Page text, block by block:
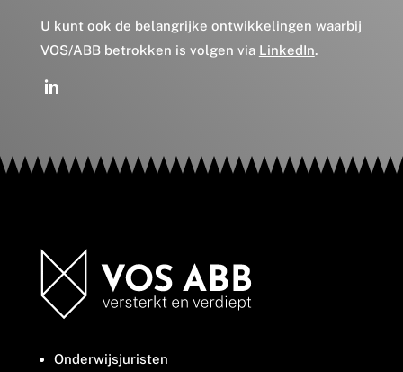
U kunt ook de belangrijke ontwikkelingen waarbij
VOS/ABB betrokken is volgen via LinkedIn.
Onderwijsjuristen